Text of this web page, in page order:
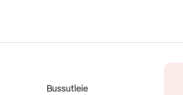
Bussutleie